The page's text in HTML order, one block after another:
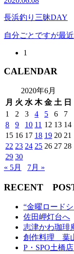
長浜釣り三昧DAY
自分ごとですが最
1
CALENDAR
2020年6月
月 火 水 木 金 土 日
1
2 3 4 5 6
7
8
9 10 11 12 13 14
15 16 17 18 19 20 21
22 23 24 25 26 27 28
29 30
« 5月
7月 »
RECENT
“金曜ロード
佐田岬灯台へ
志津かわ珈琲
創作料理 葉
P・SPO土橋